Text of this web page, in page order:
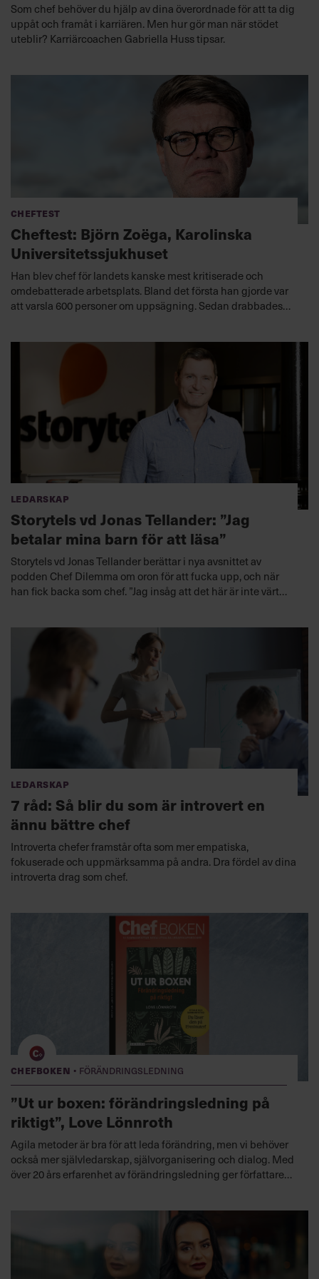
Som chef behöver du hjälp av dina överordnade för att ta dig
uppåt och framåt i karriären. Men hur gör man när stödet
uteblir? Karriärcoachen Gabriella Huss tipsar.
Cheftest
Cheftest: Björn Zoëga, Karolinska
Universitetssjukhuset
Han blev chef för landets kanske mest kritiserade och
omdebatterade arbetsplats. Bland det första han gjorde var
att varsla 600 personer om uppsägning. Sedan drabbades
Ledarskap
Storytels vd Jonas Tellander: ”Jag
betalar mina barn för att läsa”
Storytels vd Jonas Tellander berättar i nya avsnittet av
podden Chef Dilemma om oron för att fucka upp, och när
han fick backa som chef. ”Jag insåg att det här är inte värt
Ledarskap
7 råd: Så blir du som är introvert en
ännu bättre chef
Introverta chefer framstår ofta som mer empatiska,
fokuserade och uppmärksamma på andra. Dra fördel av dina
introverta drag som chef.
Chefboken · Förändringsledning
”Ut ur boxen: förändringsledning på
riktigt”, Love Lönnroth
Agila metoder är bra för att leda förändring, men vi behöver
också mer självledarskap, självorganisering och dialog. Med
över 20 års erfarenhet av förändringsledning ger författaren i